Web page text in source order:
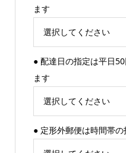
ます
● 配達日の指定は平日
ます
● 定形外郵便は時間帯